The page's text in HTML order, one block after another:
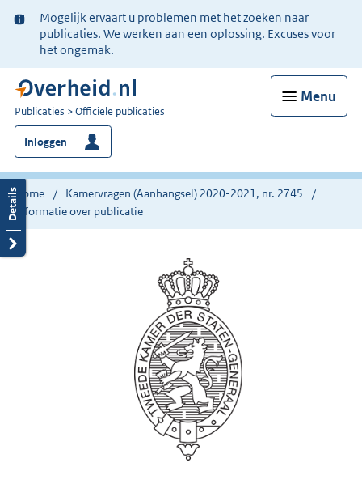
Ter
informatie:
Mogelijk ervaart u problemen met het zoeken naar
publicaties. We werken aan een oplossing. Excuses voor
het ongemak.
Menu
U
bent
nu
hier:
Publicaties Officiële publicaties
Inloggen
Home
Kamervragen (Aanhangsel) 2020-2021, nr. 2745
Informatie over publicatie